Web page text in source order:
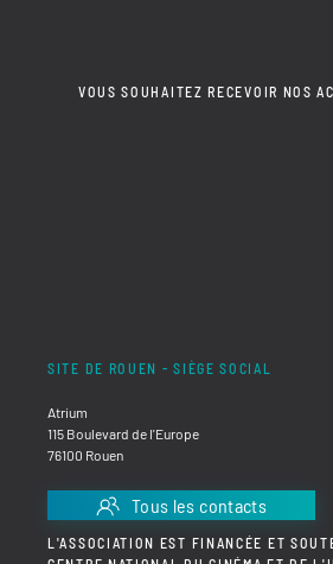
VOUS SOUHAITEZ RECEVOIR NOS
SITE DE ROUEN - SIÈGE SOCIAL
Atrium
115 Boulevard de l'Europe
76100 Rouen
Tous les contacts
L'ASSOCIATION EST FINANCÉE ET